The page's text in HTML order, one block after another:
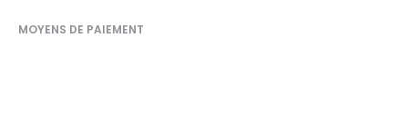
MOYENS DE PAIEMENT